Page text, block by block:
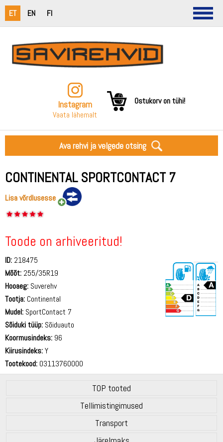
ET EN FI
Instagram
Vaata lähemalt
Ostukorv on tühi!
Ava rehvi ja velgede otsing
CONTINENTAL SPORTCONTACT 7
Lisa võrdlusesse
Toode on arhiveeritud!
ID: 218475
Mõõt: 255/35R19
Hooaeg: Suverehv
Tootja: Continental
Mudel: SportContact 7
Sõiduki tüüp: Sõiduauto
Koormusindeks: 96
Kiirusindeks:Y
Tootekood: 03113760000
TOP tooted
Tellimistingimused
Transport